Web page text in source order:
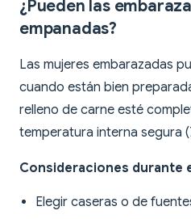
¿Pueden las
empanadas?
Las mujeres embarazadas
cuando están bien
relleno de carne esté
temperatura interna segura
Consideraciones durante
Elegir caseras o de